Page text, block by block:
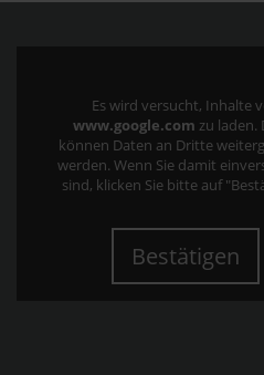
Es wird versucht, Inhalte
www.google.com zu laden.
können Daten an Dritte
werden. Wenn Sie damit
sind, klicken Sie bitte auf
Bestätigen